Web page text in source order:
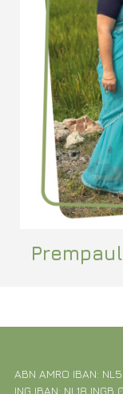
ABN AMRO IBAN:
ING IBAN: NL18